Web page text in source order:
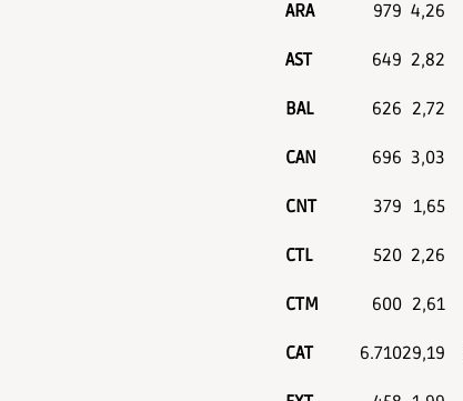
ARA 979 4,26
AST 649 2,82
BAL 626 2,72
CAN 696 3,03
CNT 379 1,65
CTL 520 2,26
CTM 600 2,61
CAT 6.71029,19